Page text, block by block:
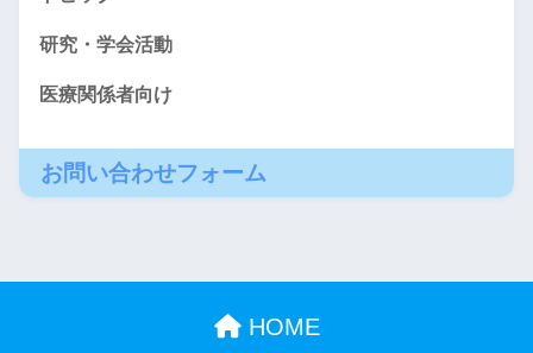
研究・学会活動
医療関係者向け
お問い合わせフォーム
HOME